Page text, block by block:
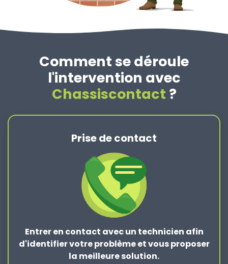
Comment se déroule
l'intervention avec
Chassiscontact ?
Prise de contact
Entrer en contact avec un technicien afin
d'identifier votre problème et vous proposer
la meilleure solution.